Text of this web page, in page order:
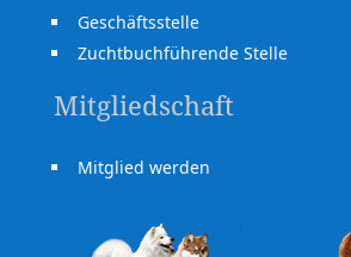
Geschäftsstelle
Zuchtbuchführende Stelle
Mitgliedschaft
Mitglied werden